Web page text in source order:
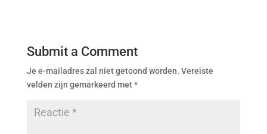
Submit a Comment
Je e-mailadres zal niet getoond worden. Vereiste
velden zijn gemarkeerd met*